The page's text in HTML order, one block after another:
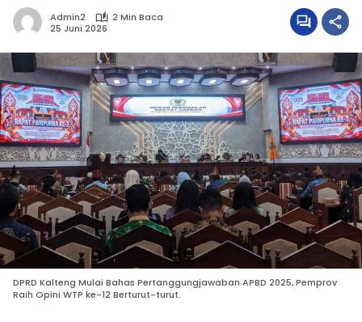
Admin2
2 Min Baca
25 Juni 2026
DPRD Kalteng Mulai Bahas Pertanggungjawaban APBD 2025, Pemprov
Raih Opini WTP ke-12 Berturut-turut.